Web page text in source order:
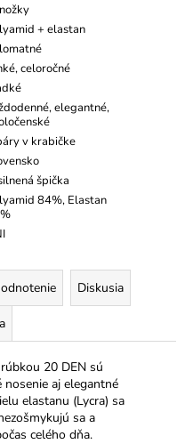
+ elastan
celoročné
elegantné,
v krabičke
špička
84%, Elastan
Diskusia
20 DEN sú
aj elegantné
elastanu (Lycra) sa
sa a
celého dňa.